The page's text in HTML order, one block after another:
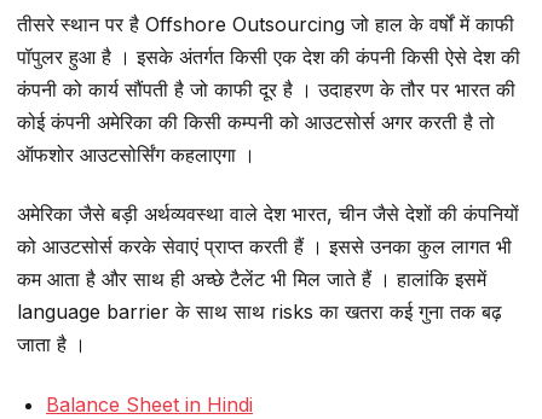
तीसरे स्थान पर है Offshore Outsourcing जो हाल के वर्षों में काफी
पॉपुलर हुआ है । इसके अंतर्गत किसी एक देश की कंपनी किसी ऐसे देश की
कंपनी को कार्य सौंपती है जो काफी दूर है । उदाहरण के तौर पर भारत की
कोई कंपनी अमेरिका की किसी कम्पनी को आउटसोर्स अगर करती है तो
ऑफशोर आउटसोर्सिंग कहलाएगा ।
अमेरिका जैसे बड़ी अर्थव्यवस्था वाले देश भारत, चीन जैसे देशों की कंपनियों
को आउटसोर्स करके सेवाएं प्राप्त करती हैं । इससे उनका कुल लागत भी
कम आता है और साथ ही अच्छे टैलेंट भी मिल जाते हैं । हालांकि इसमें
language barrier के साथ साथ risks का खतरा कई गुना तक बढ़
जाता है ।
Balance Sheet in Hindi